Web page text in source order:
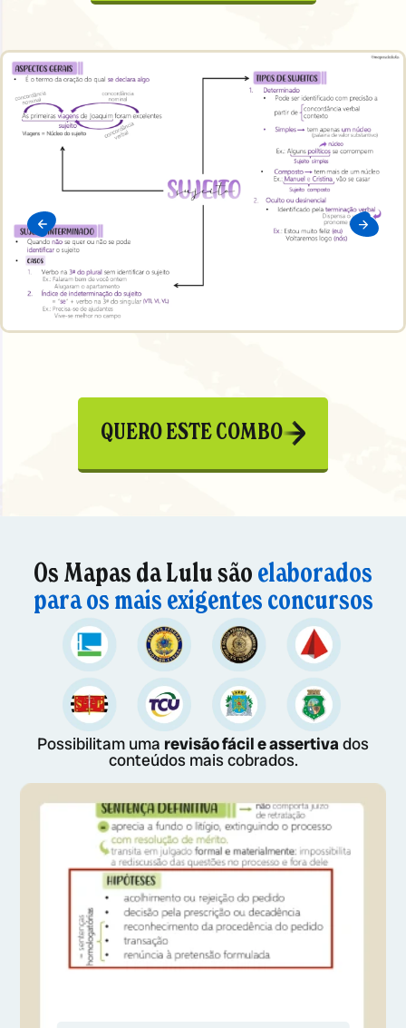
QUERO ESTE COMBO
Os Mapas da Lulu são elaborados
para os mais exigentes concursos
Possibilitam uma revisão fácil e assertivados
conteúdos mais cobrados.